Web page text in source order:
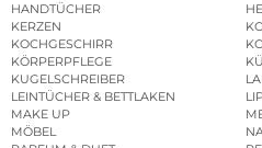
HANDTÜCHER
KERZEN
KOCHGESCHIRR
KÖRPERPFLEGE
KUGELSCHREIBER
LEINTÜCHER & BETTLAKEN
MAKE UP
MÖBEL